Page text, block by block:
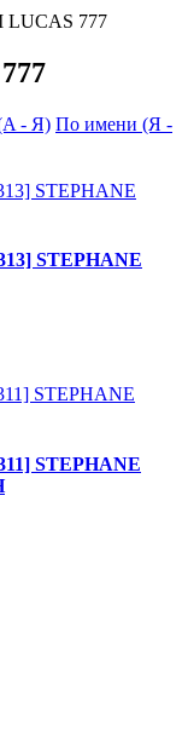
LUCAS 777
- Я) По имени (Я -
STEPHANE
STEPHANE